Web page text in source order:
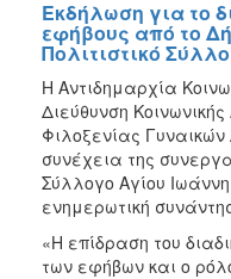
Εκδήλωση για το
εφήβους από το
Πολιτιστικό
Η Αντιδημαρχία
Διεύθυνση
Φιλοξενίας
συνέχεια της
Σύλλογο Αγίου
ενημερωτική
«Η επίδραση του
των εφήβων και ο